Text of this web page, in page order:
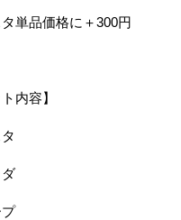
単品価格に＋300円
ト内容】
ダ
プ